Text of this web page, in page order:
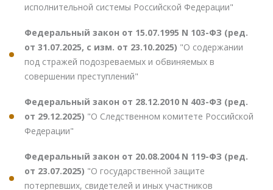
исполнительной системы Российской Федерации"
Федеральный закон от 15.07.1995 N 103-ФЗ (ред.
от 31.07.2025, с изм. от 23.10.2025) "О содержании
под стражей подозреваемых и обвиняемых в
совершении преступлений"
Федеральный закон от 28.12.2010 N 403-ФЗ (ред.
от 29.12.2025) "О Следственном комитете Российской
Федерации"
Федеральный закон от 20.08.2004 N 119-ФЗ (ред.
от 23.07.2025) "О государственной защите
потерпевших, свидетелей и иных участников